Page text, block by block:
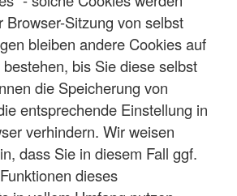
Browser-Sitzung von selbst
bleiben andere Cookies auf
bis Sie diese selbst
die Speicherung von
entsprechende Einstellung in
verhindern. Wir weisen
dass Sie in diesem Fall ggf.
dieses